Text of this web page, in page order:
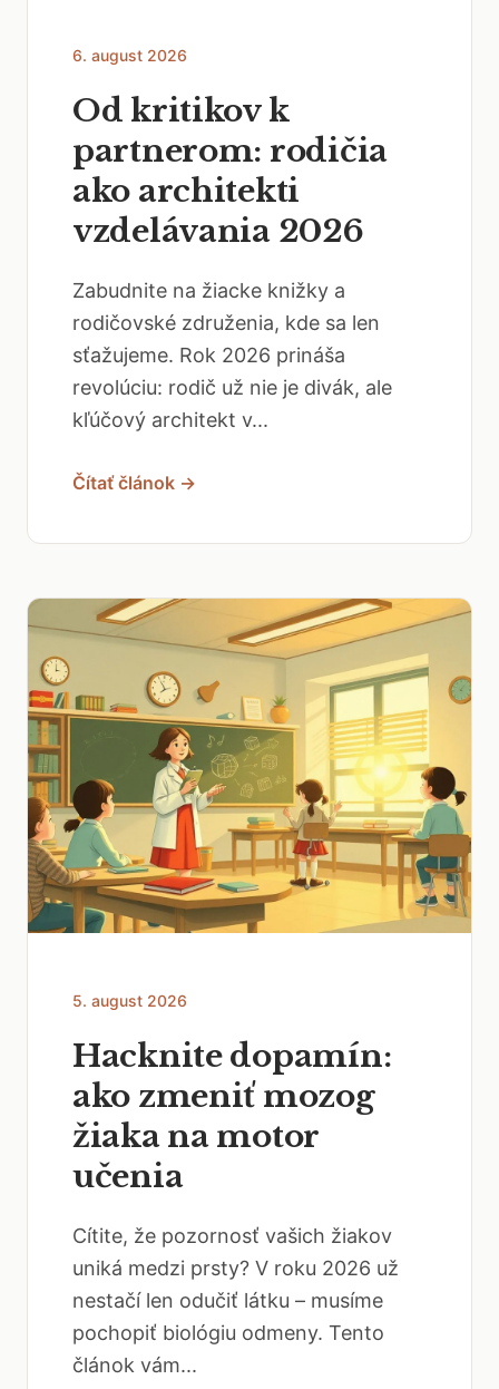
6. august 2026
Od kritikov k
partnerom: rodičia
ako architekti
vzdelávania 2026
Zabudnite na žiacke knižky a
rodičovské združenia, kde sa len
sťažujeme. Rok 2026 prináša
revolúciu: rodič už nie je divák, ale
kľúčový architekt v...
Čítať článok →
5. august 2026
Hacknite dopamín:
ako zmeniť mozog
žiaka na motor
učenia
Cítite, že pozornosť vašich žiakov
uniká medzi prsty? V roku 2026 už
nestačí len odučiť látku – musíme
pochopiť biológiu odmeny. Tento
článok vám...